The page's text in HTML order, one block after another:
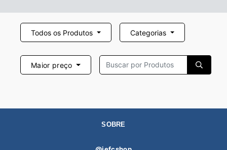
Todos os Produtos Categorias
Maior preço
SOBRE